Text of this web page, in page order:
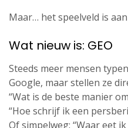
Maar… het speelveld is
Wat nieuw is: GEO
Steeds meer mensen
Google, maar stellen ze
“Wat is de beste manier
“Hoe schrijf ik een
Of simpelweg: “Waar eet